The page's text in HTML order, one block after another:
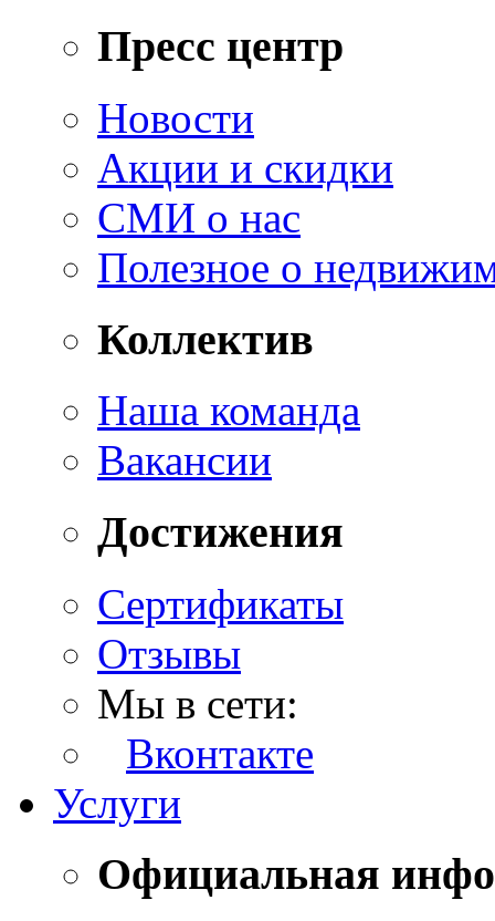
Пресс центр
Новости
Акции и скидки
СМИ о нас
Полезное о
Коллектив
Наша команда
Вакансии
Достижения
Сертификаты
Отзывы
Мы в сети:
Вконтакте
Услуги
Официальная